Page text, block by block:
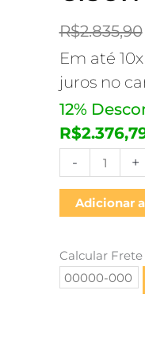
R$2.835,90
Em até
juros no
12%
R$
-
GISON
24D
quantidade
+
Adicionar
Calcular Frete